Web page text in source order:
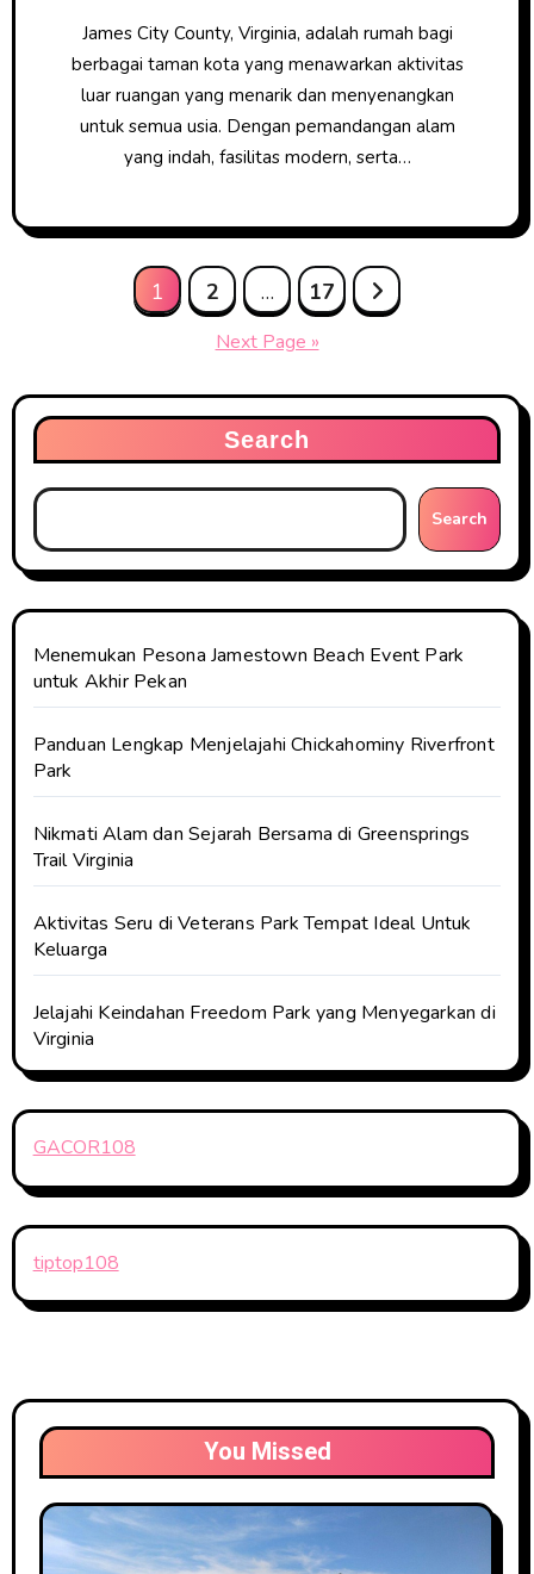
James City County, Virginia, adalah rumah bagi
berbagai taman kota yang menawarkan aktivitas
luar ruangan yang menarik dan menyenangkan
untuk semua usia. Dengan pemandangan alam
yang indah, fasilitas modern, serta…
1 2 … 17
Next Page »
Search
Search
Menemukan Pesona Jamestown Beach Event Park
untuk Akhir Pekan
Panduan Lengkap Menjelajahi Chickahominy Riverfront
Park
Nikmati Alam dan Sejarah Bersama di Greensprings
Trail Virginia
Aktivitas Seru di Veterans Park Tempat Ideal Untuk
Keluarga
Jelajahi Keindahan Freedom Park yang Menyegarkan di
Virginia
GACOR108
tiptop108
You Missed